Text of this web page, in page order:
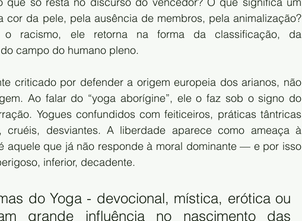
cor da pele, pela ausência de membros, pela animalização?
racismo, ele retorna na forma da classificação, da
campo do humano pleno.
criticado por defender a origem europeia dos arianos, não
Ao falar do “yoga aborígine”, ele o faz sob o signo do
Yogues confundidos com feiticeiros, práticas tântricas
cruéis, desviantes. A liberdade aparece como ameaça à
aquele que já não responde à moral dominante — e por isso
inferior, decadente.
do Yoga - devocional, mística, erótica ou
grande influência no nascimento das